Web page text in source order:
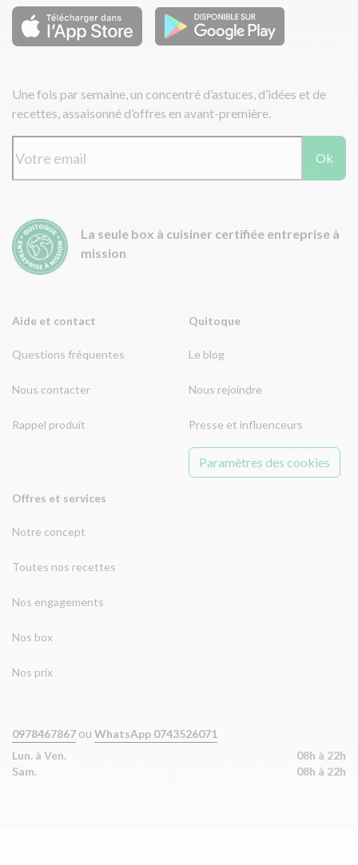
Aide et contact
Questions fréquentes
Nous contacter
Rappel produit
Offres et services
Notre concept
Toutes nos recettes
Nos engagements
Nos box
Nos prix
Quitoque
Le blog
Nous rejoindre
Presse et influenceurs
Paramètres des cookies
Une fois par semaine, un concentré d’astuces, d’idées et de
recettes, assaisonné d’offres en avant-première.
Ok
La seule box à cuisiner certifiée entreprise à
mission
0978467867 ou WhatsApp 0743526071
Lun. à Ven.
08h à 22h
Sam.
08h à 22h